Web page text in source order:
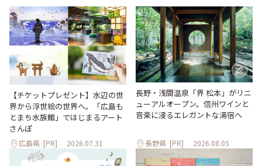
【チケットプレゼント】水辺の世
界から浮世絵の世界へ。「広島も
とまち水族館」ではじまるアート
さんぽ
広島県 [PR] 2026.07.31
長野・浅間温泉「界 松本」がリニ
ューアルオープン。信州ワインと
音楽に浸るエレガントな湯宿へ
長野県 [PR] 2026.08.05